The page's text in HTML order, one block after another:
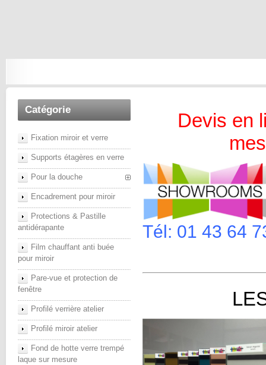
Catégorie
Fixation miroir et verre
Supports étagères en verre
Pour la douche
Encadrement pour miroir
Protections & Pastille
antidérapante
Film chauffant anti buée
pour miroir
Pare-vue et protection de
fenêtre
Profilé verrière atelier
Profilé miroir atelier
Fond de hotte verre trempé
laque sur mesure
Devis en
Tél: 01 43 64